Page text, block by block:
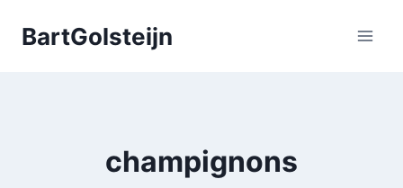
naarBartGolsteijn
champignons